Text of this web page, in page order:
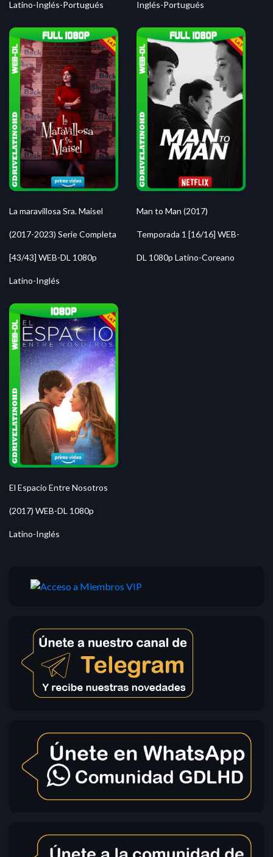
Latino-Inglés-Portugués Inglés-Portugués
La maravillosa Sra. Maisel
(2017-2023) Serie Completa
[43/43] WEB-DL 1080p
Latino-Inglés
Man to Man (2017)
Temporada 1 [16/16] WEB-
DL 1080p Latino-Coreano
El Espacio Entre Nosotros
(2017) WEB-DL 1080p
Latino-Inglés